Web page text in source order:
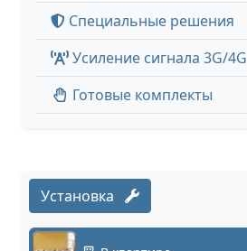
Специальные решения
Усиление сигнала 3G/4G
Готовые комплекты
Установка